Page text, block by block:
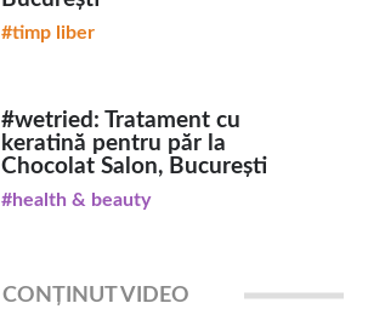
#timp liber
#wetried: Tratament cu
keratină pentru păr la
Chocolat Salon, București
#health & beauty
CONȚINUT VIDEO